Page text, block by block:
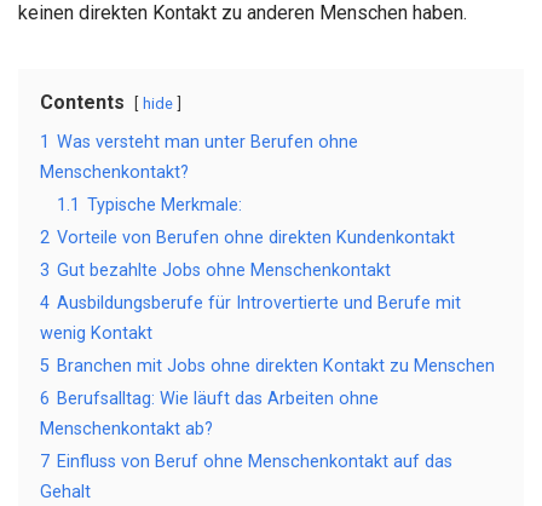
keinen direkten Kontakt zu anderen Menschen haben.
Contents hide
1 Was versteht man unter Berufen ohne
Menschenkontakt?
1.1 Typische Merkmale:
2 Vorteile von Berufen ohne direkten Kundenkontakt
3 Gut bezahlte Jobs ohne Menschenkontakt
4 Ausbildungsberufe für Introvertierte und Berufe mit
wenig Kontakt
5 Branchen mit Jobs ohne direkten Kontakt zu Menschen
6 Berufsalltag: Wie läuft das Arbeiten ohne
Menschenkontakt ab?
7 Einfluss von Beruf ohne Menschenkontakt auf das
Gehalt